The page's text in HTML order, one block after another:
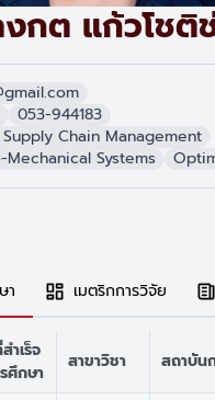
กต แก้วโชติ
053-944183
Chain Management
Systems
า เมตริกการวิจัย
ำเร็จ
ศึกษา
สาขาวิชา สถาบัน